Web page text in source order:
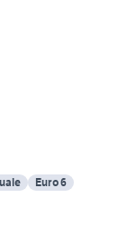
Euro 6